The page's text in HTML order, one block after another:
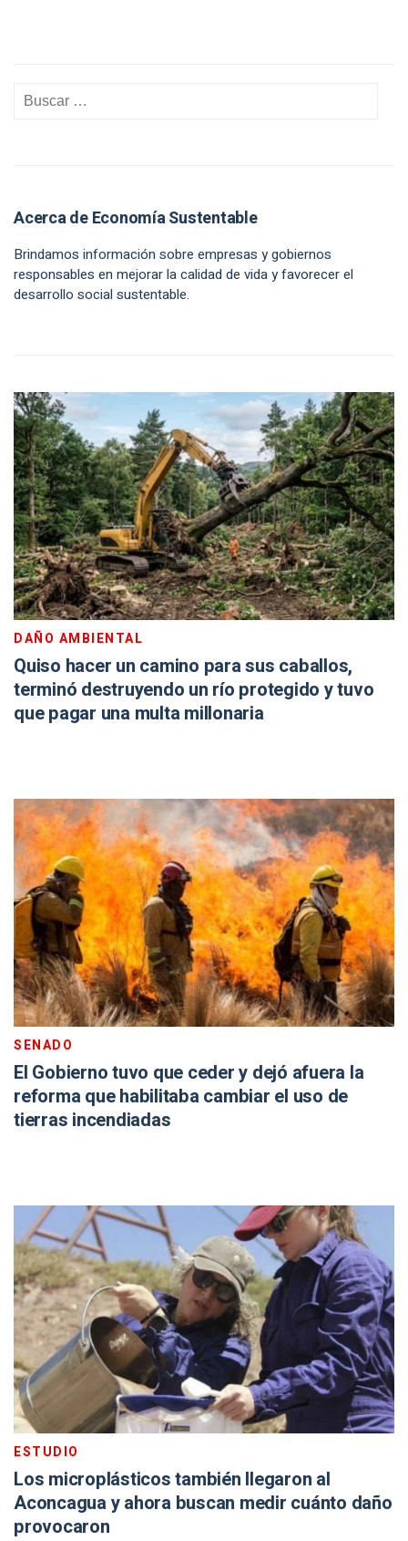
Acerca de Economía Sustentable
Brindamos información sobre empresas y gobiernos
responsables en mejorar la calidad de vida y favorecer el
desarrollo social sustentable.
DAÑO AMBIENTAL
Quiso hacer un camino para sus caballos,
terminó destruyendo un río protegido y tuvo
que pagar una multa millonaria
SENADO
El Gobierno tuvo que ceder y dejó afuera la
reforma que habilitaba cambiar el uso de
tierras incendiadas
ESTUDIO
Los microplásticos también llegaron al
Aconcagua y ahora buscan medir cuánto daño
provocaron